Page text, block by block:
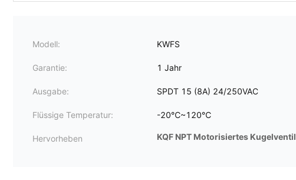
Modell: KWFS
Garantie: 1 Jahr
Ausgabe: SPDT 15 (8A) 24/250VAC
Flüssige Temperatur: -20℃~120℃
Hervorheben KQF NPT Motorisiertes Kugelventil